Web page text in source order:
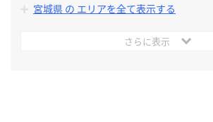
宮城県 の エリアを全て表示する
さらに表示